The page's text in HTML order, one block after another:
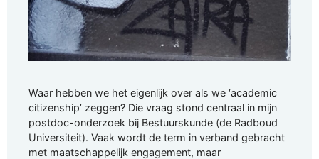
Waar hebben we het eigenlijk over als we ‘academic
citizenship’ zeggen? Die vraag stond centraal in mijn
postdoc-onderzoek bij Bestuurskunde (de Radboud
Universiteit). Vaak wordt de term in verband gebracht
met maatschappelijk engagement, maar